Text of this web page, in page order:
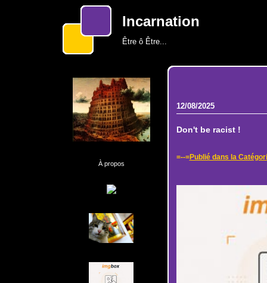
Incarnation
Être ô Être...
À propos
12/08/2025
Don't be racist !
=--=Publié dans la